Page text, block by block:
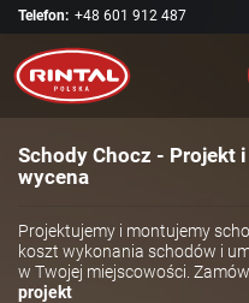
Telefon: +48 601 912 487
Schody Chocz - Projekt
wycena
Projektujemy i montujemy
koszt wykonania schodów i
w Twojej miejscowości.
projekt